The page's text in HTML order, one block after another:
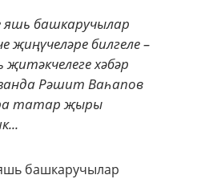
яшь башкаручылар
җиңүчеләре билгеле –
хәбәр
Рәшит Ваһапов
татар җыры
башкаручылар